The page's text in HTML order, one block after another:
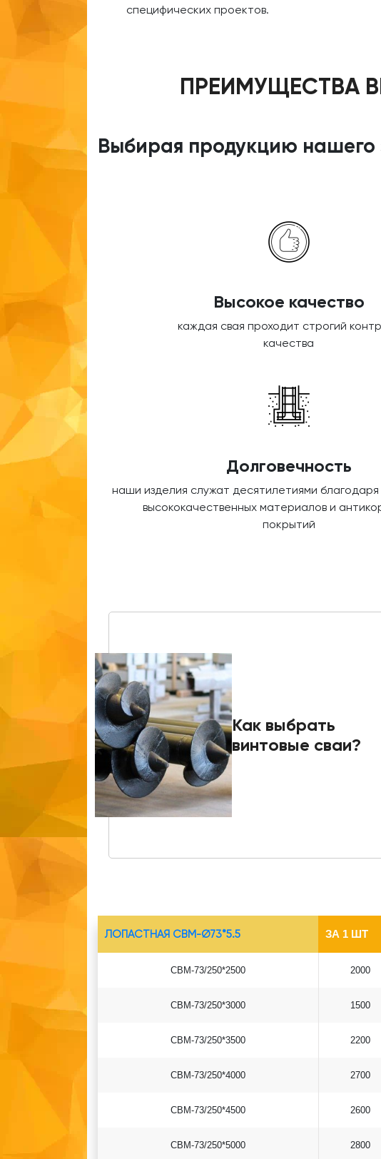
специфических проектов.
ПРЕИМУЩЕСТВА
Выбирая продукцию
Высокое качество
каждая свая проходит строгий
качества
Долговечность
наши изделия служат десятилетиями
высококачественных материалов и
покрытий
Как выбрать
винтовые сваи?
ЛОПАСТНАЯ СВМ-Ø73*5.5 ЗА 1 ШТ
СВМ-73/250*2500 2000
СВМ-73/250*3000 1500
СВМ-73/250*3500 2200
СВМ-73/250*4000 2700
СВМ-73/250*4500 2600
СВМ-73/250*5000 2800